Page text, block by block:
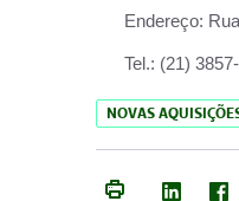
Endereço:
Tel.: (21)
NOVAS